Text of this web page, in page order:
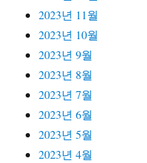
2023년 11월
2023년 10월
2023년 9월
2023년 8월
2023년 7월
2023년 6월
2023년 5월
2023년 4월